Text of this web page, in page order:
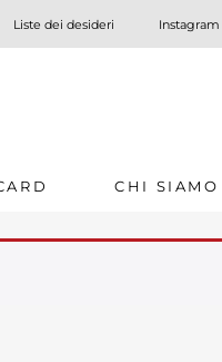
Liste dei desideri Instagram
CHI SIAMO